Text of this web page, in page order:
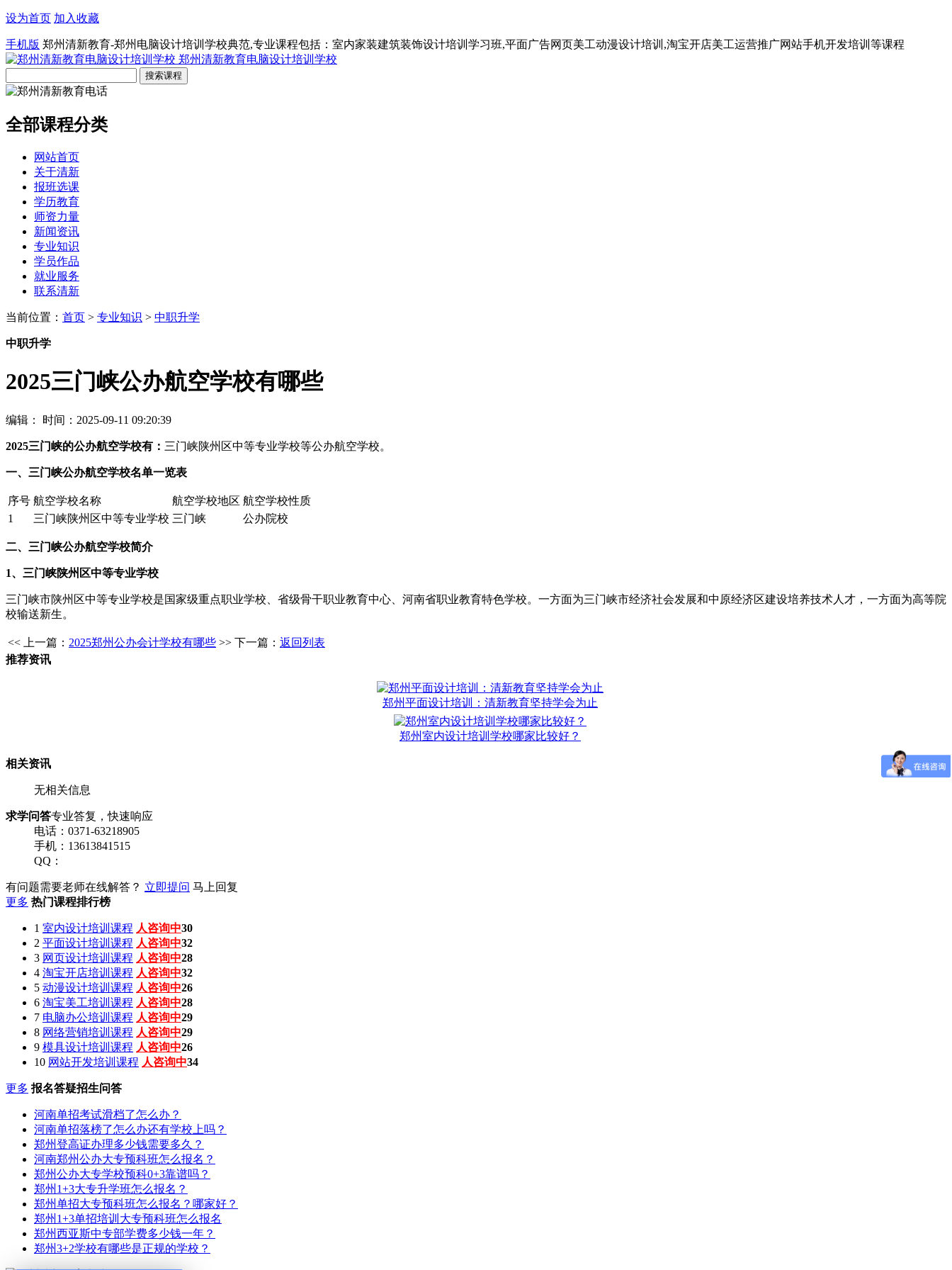
设为首页 加入收藏
手机版 郑州清新教育-郑州电脑设计培训学校典范,专业课程包括：室内家装建筑装饰设计培训学习班,平面广告网页美工动漫设计培训,淘宝开店美工运营推广网站手机开发培训等课程
郑州清新教育电脑设计培训学校
全部课程分类
网站首页
关于清新
报班选课
学历教育
师资力量
新闻资讯
专业知识
学员作品
就业服务
联系清新
当前位置： 首页 > 专业知识 > 中职升学
中职升学
2025三门峡公办航空学校有哪些
编辑： 时间：2025-09-11 09:20:39
2025三门峡的公办航空学校有： 三门峡陕州区中等专业学校等公办航空学校。
一、三门峡公办航空学校名单一览表
序号 航空学校名称 航空学校地区 航空学校性质
1
三门峡陕州区中等专业学校 三门峡 公办院校
二、三门峡公办航空学校简介
1、三门峡陕州区中等专业学校
三门峡市陕州区中等专业学校是国家级重点职业学校、省级骨干职业教育中心、河南省职业教育特色学校。一方面为三门峡市经济社会发展和中原经济区建设培养技术人才，一方面为高等院
校输送新生。
<< 上一篇： 2025郑州公办会计学校有哪些 >> 下一篇： 返回列表
推荐资讯
郑州平面设计培训：清新教育坚持学会为止
郑州室内设计培训学校哪家比较好？
相关资讯
无相关信息
求学问答专业答复，快速响应
电话：0371-63218905
手机：13613841515
QQ：
有问题需要老师在线解答？ 立即提问 马上回复
更多 热门课程排行榜
1 室内设计培训课程 人咨询中30
2 平面设计培训课程 人咨询中32
3 网页设计培训课程 人咨询中28
4 淘宝开店培训课程 人咨询中32
5 动漫设计培训课程 人咨询中26
6 淘宝美工培训课程 人咨询中28
7 电脑办公培训课程 人咨询中29
8 网络营销培训课程 人咨询中29
9 模具设计培训课程 人咨询中26
10 网站开发培训课程 人咨询中34
更多 报名答疑招生问答
河南单招考试滑档了怎么办？
河南单招落榜了怎么办还有学校上吗？
郑州登高证办理多少钱需要多久？
河南郑州公办大专预科班怎么报名？
郑州公办大专学校预科0+3靠谱吗？
郑州1+3大专升学班怎么报名？
郑州单招大专预科班怎么报名？哪家好？
郑州1+3单招培训大专预科班怎么报名
郑州西亚斯中专部学费多少钱一年？
郑州3+2学校有哪些是正规的学校？